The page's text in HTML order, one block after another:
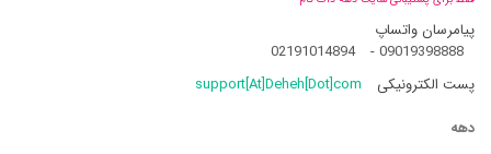
پیامرسان واتساپ
09019398888
-
02191014894
پست الکترونیکی
support[At]Deheh[Dot]com
دهه